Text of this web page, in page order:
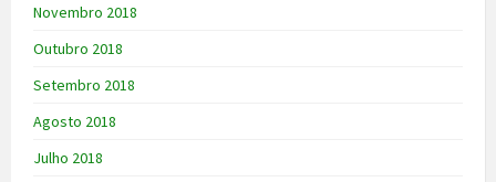
Novembro 2018
Outubro 2018
Setembro 2018
Agosto 2018
Julho 2018